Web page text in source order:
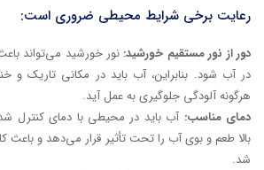
رعایت برخی شرایط محیطی ضروری است:
دور از نور مستقیم خورشید: نور خورشید می‌تواند
در آب شود. بنابراین، آب باید در مکانی تاریک و
هرگونه آلودگی جلوگیری به عمل آید.
دمای مناسب: آب باید در محیطی با دمای کنترل
بالا طعم و بوی آب را تحت تأثیر قرار می‌دهد و
شد.